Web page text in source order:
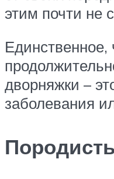
этим почти не
Единственное,
дворняжки –
заболевания